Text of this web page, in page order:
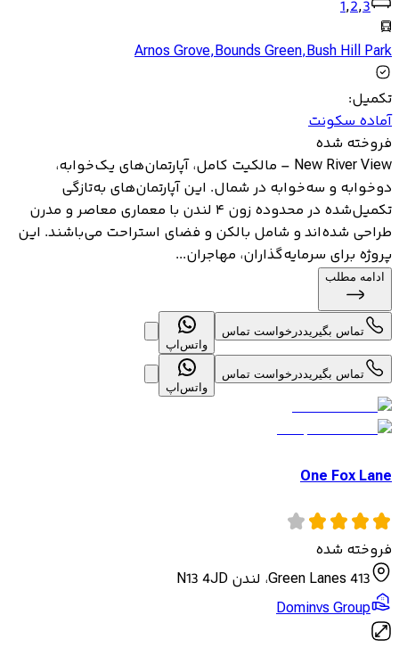
1,2,3
Arnos Grove,Bounds Green,Bush Hill Park
تکمیل:
آماده سکونت
فروخته شده
New River View – مالکیت کامل، آپارتمان‌های یک‌خوابه،
دوخوابه و سه‌خوابه در شمال. این آپارتمان‌های به‌تازگی
تکمیل‌شده در محدوده زون ۴ لندن با معماری معاصر و مدرن
طراحی شده‌اند و شامل بالکن و فضای استراحت می‌باشند. این
پروژه برای سرمایه‌گذاران، مهاجران...
ادامه مطلب
تماس بگیرید درخواست تماس
واتس‌اپ
تماس بگیرید درخواست تماس
واتس‌اپ
One Fox Lane
فروخته شده
413 Green Lanes، لندن N13 4JD
Dominvs Group